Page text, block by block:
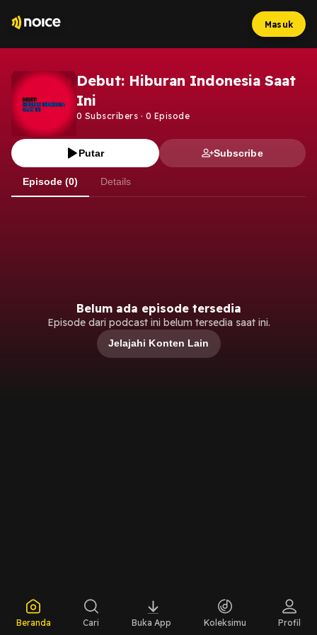
Masuk
Debut: Hiburan Indonesia Saat
Ini
0 Subscribers · 0 Episode
Putar Subscribe
Episode (0) Details
Belum ada episode tersedia
Episode dari podcast ini belum tersedia saat ini.
Jelajahi Konten Lain
Beranda Cari Buka App Koleksimu Profil